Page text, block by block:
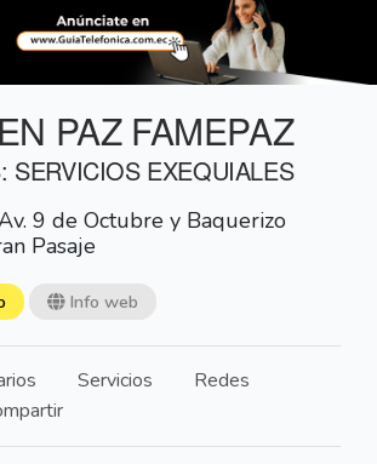
PAZ FAMEPAZ
SERVICIOS EXEQUIALES
9 de Octubre y Baquerizo
Pasaje
Info web
Servicios
Redes